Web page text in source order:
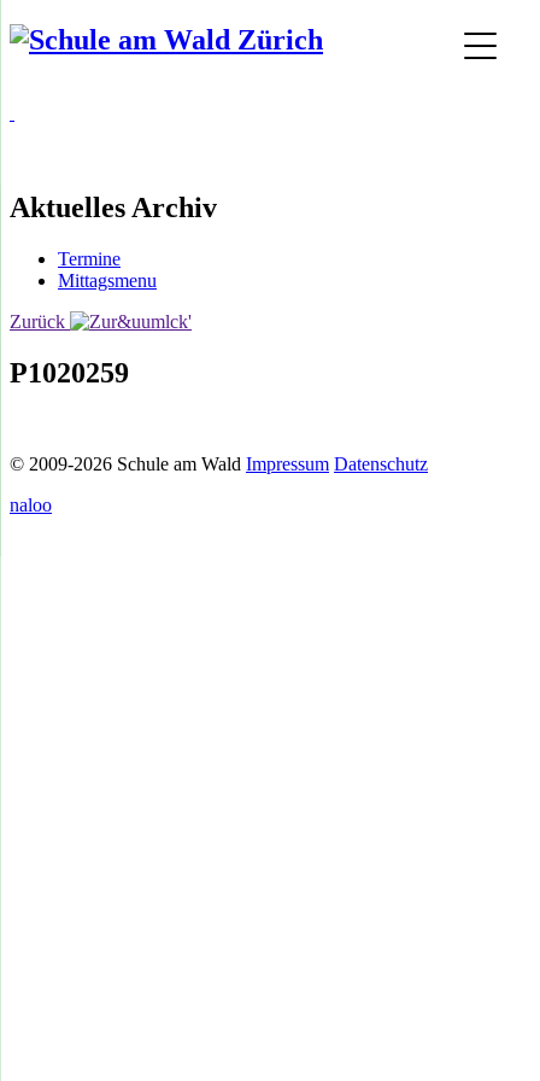
Aktuelles Archiv
Termine
Mittagsmenu
Zurück
P1020259
© 2009-2026 Schule am Wald Impressum Datenschutz
naloo